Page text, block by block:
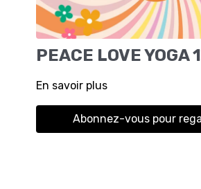
PEACE LOVE YOGA
En savoir plus
Abonnez-vous pour